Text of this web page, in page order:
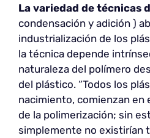
La variedad de técnicas
condensación y adición )
industrialización de los
la técnica depende
naturaleza del polímero
del plástico. “Todos los
nacimiento, comienzan en
de la polimerización; sin
simplemente no existirían